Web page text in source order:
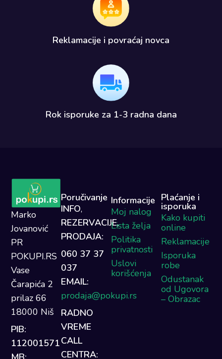
Reklamacije i povraćaj novca​
Rok isporuke za 1-3 radna dana​
Marko
Jovanović
PR
POKUPI.RS
Vase
Čarapića 2
prilaz 66
18000 Niš
PIB:
112001571
Poručivanje
INFO,
REZERVACIJE,
PRODAJA:
060 37 37
037
EMAIL:
prodaja@pokupi.rs
RADNO
VREME
CALL
CENTRA:
Informacije
Moj nalog
Lista želja
Politika
privatnosti
Uslovi
korišćenja
Plaćanje i
isporuka
Kako kupiti
online
Reklamacije
Isporuka
robe
Odustanak
od Ugovora
– Obrazac